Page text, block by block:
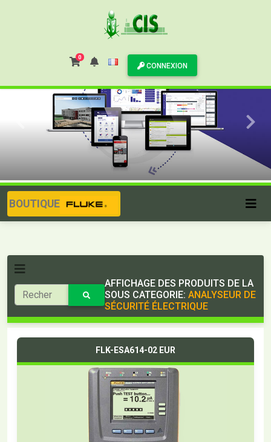
0
CONNEXION
BOUTIQUE
AFFICHAGE DES PRODUITS DE LA
SOUS CATEGORIE: ANALYSEUR DE
SÉCURITÉ ÉLECTRIQUE
FLK-ESA614-02 EUR